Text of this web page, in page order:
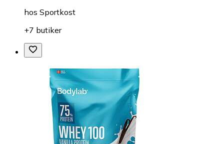
hos Sportkost
+7 butiker